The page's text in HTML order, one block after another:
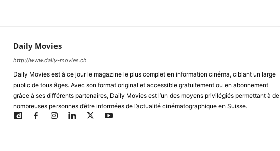
Daily Movies
http://www.daily-movies.ch
Daily Movies est à ce jour le magazine le plus complet en information cinéma, ciblant un large
public de tous âges. Avec son format original et accessible gratuitement ou en abonnement
grâce à ses différents partenaires, Daily Movies est l’un des moyens privilégiés permettant à de
nombreuses personnes d’être informées de l’actualité cinématographique en Suisse.